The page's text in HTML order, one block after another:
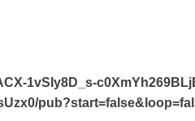
1vSIy8D_s-